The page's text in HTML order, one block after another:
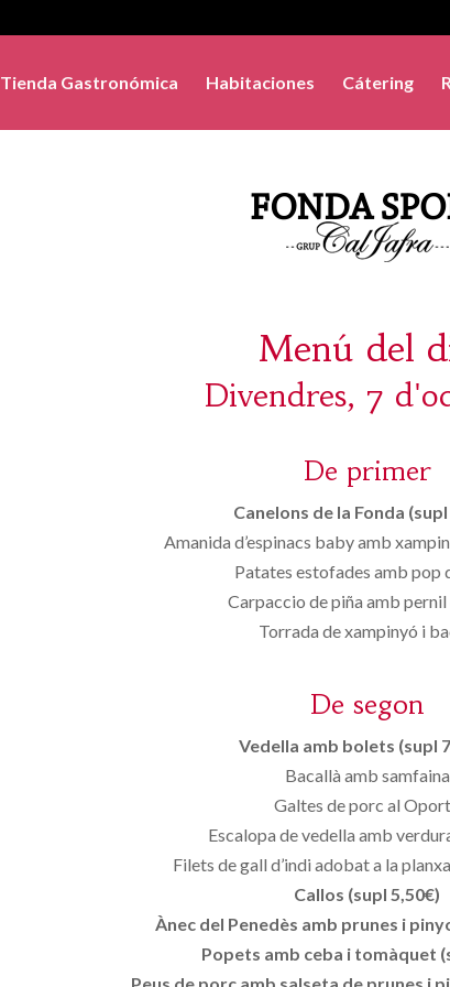
Tienda Gastronómica Habitaciones Cátering
Menú del
Divendres, 7
De primer
Canelons de la Fonda
Amanida d’espinacs baby amb
Patates estofades amb pop
Carpaccio de piña amb pernil
Torrada de xampinyó i
De segon
Vedella amb bolets (supl
Bacallà amb samfaina
Galtes de porc al
Escalopa de vedella amb
Filets de gall d’indi adobat a la
Callos (supl 5,50€)
Ànec del Penedès amb prunes i
Popets amb ceba i tomàquet